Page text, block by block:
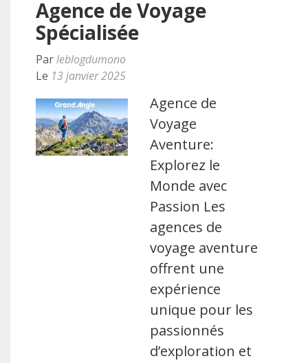
Agence de Voyage
Spécialisée
Parleblogdumono
Le 13 janvier 2025
Agence de
Voyage
Aventure:
Explorez le
Monde avec
Passion Les
agences de
voyage aventure
offrent une
expérience
unique pour les
passionnés
d’exploration et